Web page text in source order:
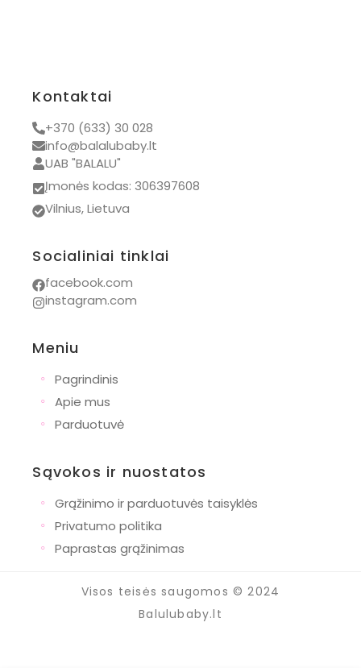
Kontaktai
+370 (633) 30 028
info@balalubaby.lt
UAB "BALALU"
Įmonės kodas: 306397608
Vilnius, Lietuva
Socialiniai tinklai
facebook.com
instagram.com
Meniu
◦
Pagrindinis
◦ Apie mus
◦ Parduotuvė
Sąvokos ir nuostatos
◦
Grąžinimo ir parduotuvės taisyklės
◦ Privatumo politika
◦ Paprastas grąžinimas
Visos teisės saugomos © 2024
Balulubaby.lt